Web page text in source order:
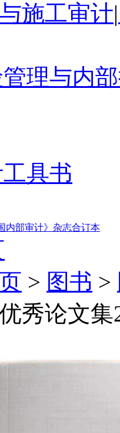
施工审计|
管理与内
具书
内部审计》杂志合订本
> 图书 >
秀论文集